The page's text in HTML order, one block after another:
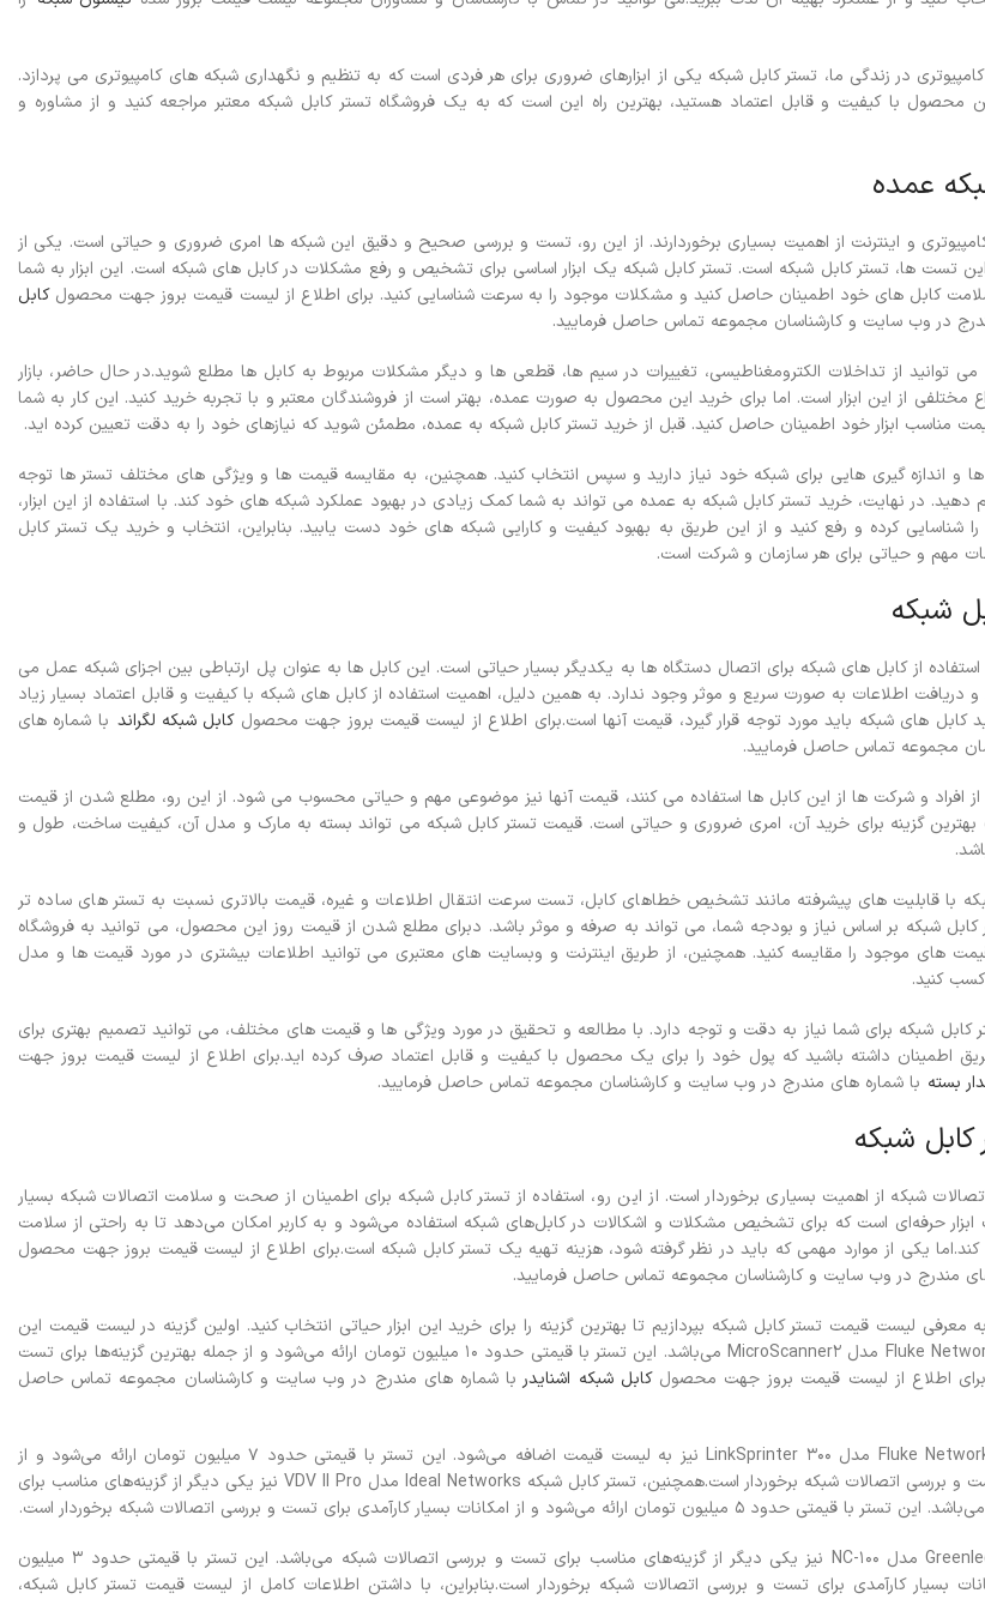
در زندگی ما، تستر کابل شبکه یکی از ابزارهای ضروری برای هر فردی است که به تنظیم و نگهداری شبکه های کامپیوتری می پردازد.
این محصول با کیفیت و قابل اعتماد هستید، بهترین راه این است که به یک فروشگاه تستر کابل شبکه معتبر مراجعه کنید و از مشاوره و
عمده
و اینترنت از اهمیت بسیاری برخوردارند. از این رو، تست و بررسی صحیح و دقیق این شبکه ها امری ضروری و حیاتی است. یکی از
این تست ها، تستر کابل شبکه است. تستر کابل شبکه یک ابزار اساسی برای تشخیص و رفع مشکلات در کابل های شبکه است. این ابزار به شما
کابل های خود اطمینان حاصل کنید و مشکلات موجود را به سرعت شناسایی کنید. برای اطلاع از لیست قیمت بروز جهت محصول کابل
در وب سایت و کارشناسان مجموعه تماس حاصل فرمایید.
می توانید از تداخلات الکترومغناطیسی، تغییرات در سیم ها، قطعی ها و دیگر مشکلات مربوط به کابل ها مطلع شوید.در حال حاضر، بازار
مختلفی از این ابزار است. اما برای خرید این محصول به صورت عمده، بهتر است از فروشندگان معتبر و با تجربه خرید کنید. این کار به شما
مناسب ابزار خود اطمینان حاصل کنید. قبل از خرید تستر کابل شبکه به عمده، مطمئن شوید که نیازهای خود را به دقت تعیین کرده اید.
و اندازه گیری هایی برای شبکه خود نیاز دارید و سپس انتخاب کنید. همچنین، به مقایسه قیمت ها و ویژگی های مختلف تستر ها توجه
دهید. در نهایت، خرید تستر کابل شبکه به عمده می تواند به شما کمک زیادی در بهبود عملکرد شبکه های خود کند. با استفاده از این ابزار،
شناسایی کرده و رفع کنید و از این طریق به بهبود کیفیت و کارایی شبکه های خود دست یابید. بنابراین، انتخاب و خرید یک تستر کابل
مهم و حیاتی برای هر سازمان و شرکت است.
شبکه
استفاده از کابل های شبکه برای اتصال دستگاه ها به یکدیگر بسیار حیاتی است. این کابل ها به عنوان پل ارتباطی بین اجزای شبکه عمل می
و دریافت اطلاعات به صورت سریع و موثر وجود ندارد. به همین دلیل، اهمیت استفاده از کابل های شبکه با کیفیت و قابل اعتماد بسیار زیاد
کابل های شبکه باید مورد توجه قرار گیرد، قیمت آنها است.برای اطلاع از لیست قیمت بروز جهت محصول کابل شبکه لگراند با شماره های
مجموعه تماس حاصل فرمایید.
از افراد و شرکت ها از این کابل ها استفاده می کنند، قیمت آنها نیز موضوعی مهم و حیاتی محسوب می شود. از این رو، مطلع شدن از قیمت
بهترین گزینه برای خرید آن، امری ضروری و حیاتی است. قیمت تستر کابل شبکه می تواند بسته به مارک و مدل آن، کیفیت ساخت، طول و
با قابلیت های پیشرفته مانند تشخیص خطاهای کابل، تست سرعت انتقال اطلاعات و غیره، قیمت بالاتری نسبت به تستر های ساده تر
کابل شبکه بر اساس نیاز و بودجه شما، می تواند به صرفه و موثر باشد. دبرای مطلع شدن از قیمت روز این محصول، می توانید به فروشگاه
های موجود را مقایسه کنید. همچنین، از طریق اینترنت و وبسایت های معتبری می توانید اطلاعات بیشتری در مورد قیمت ها و مدل
کنید.
کابل شبکه برای شما نیاز به دقت و توجه دارد. با مطالعه و تحقیق در مورد ویژگی ها و قیمت های مختلف، می توانید تصمیم بهتری برای
اطمینان داشته باشید که پول خود را برای یک محصول با کیفیت و قابل اعتماد صرف کرده اید.برای اطلاع از لیست قیمت بروز جهت
بسته با شماره های مندرج در وب سایت و کارشناسان مجموعه تماس حاصل فرمایید.
شبکه
شبکه از اهمیت بسیاری برخوردار است. از این رو، استفاده از تستر کابل شبکه برای اطمینان از صحت و سلامت اتصالات شبکه بسیار
حرفه‌ای است که برای تشخیص مشکلات و اشکالات در کابل‌های شبکه استفاده می‌شود و به کاربر امکان می‌دهد تا به راحتی از سلامت
اما یکی از موارد مهمی که باید در نظر گرفته شود، هزینه تهیه یک تستر کابل شبکه است.برای اطلاع از لیست قیمت بروز جهت محصول
مندرج در وب سایت و کارشناسان مجموعه تماس حاصل فرمایید.
معرفی لیست قیمت تستر کابل شبکه بپردازیم تا بهترین گزینه را برای خرید این ابزار حیاتی انتخاب کنید. اولین گزینه در لیست قیمت این
محصول، تستر کابل شبکه Fluke Networks مدل MicroScanner2 می‌باشد. این تستر با قیمتی حدود ۱۰ میلیون تومان ارائه می‌شود و از جمله بهترین گزینه‌ها برای تست
اطلاع از لیست قیمت بروز جهت محصول کابل شبکه اشنایدربا شماره های مندرج در وب سایت و کارشناسان مجموعه تماس حاصل
در ادامه، تستر کابل شبکه Fluke Networks مدل LinkSprinter 300 نیز به لیست قیمت اضافه می‌شود. این تستر با قیمتی حدود ۷ میلیون تومان ارائه می‌شود و از
و بررسی اتصالات شبکه برخوردار است.
همچنین، تستر کابل شبکه Ideal Networks مدل VDV II Pro نیز یکی دیگر از گزینه‌های مناسب برای
می‌شود و از امکانات بسیار کارآمدی برای تست و بررسی اتصالات شبکه برخوردار است.
در نهایت، تستر کابل شبکه Greenlee مدل NC-100 نیز یکی دیگر از گزینه‌های مناسب برای تست و بررسی اتصالات شبکه می‌باشد. این تستر با قیمتی حدود ۳ میلیون
بسیار کارآمدی برای تست و بررسی اتصالات شبکه برخوردار است.بنابراین، با داشتن اطلاعات کامل از لیست قیمت تستر کابل شبکه،